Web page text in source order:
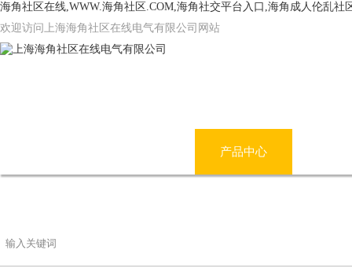
海角社区在线,WWW.海角社区.COM,海角社交平台入口,海角成人伦乱社
欢迎访问上海海角社区在线电气有限公司网站
产品中心